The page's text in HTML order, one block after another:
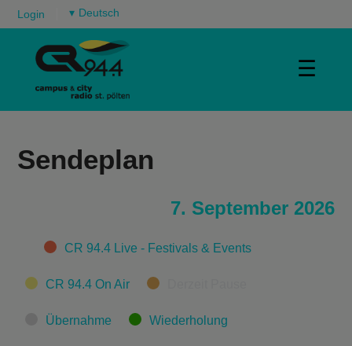
Login ▾
☰
Sendeplan
7. September 2026
CategoriesCR 94.4 Live - Festivals & Events
CR 94.4 On Air
Übernahme Wiederholung